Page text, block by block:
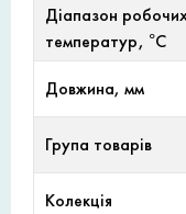
Діапазон
температур, °С
Довжина, мм
Група товарів
Колекція